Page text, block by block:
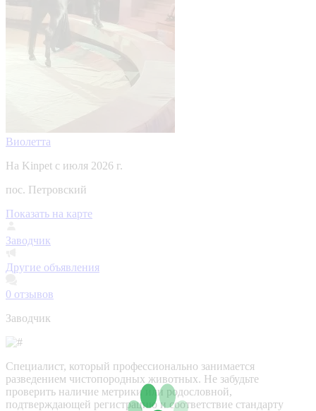
Виолетта
На Kinpet c июля 2026 г.
пос. Петровский
Показать на карте
Заводчик
Другие объявления
0 отзывов
Заводчик
Специалист, который профессионально занимается
разведением чистопородных животных. Не забудьте
проверить наличие метрики или родословной,
подтверждающей регистрацию и соответствие стандарту